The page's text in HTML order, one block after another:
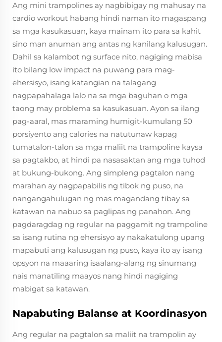
Ang mini trampolines ay nagbibigay ng mahusay na
cardio workout habang hindi naman ito magaspang
sa mga kasukasuan, kaya mainam ito para sa kahit
sino man anuman ang antas ng kanilang kalusugan.
Dahil sa kalambot ng surface nito, nagiging mabisa
ito bilang low impact na puwang para mag-
ehersisyo, isang katangian na talagang
nagpapahalaga lalo na sa mga baguhan o mga
taong may problema sa kasukasuan. Ayon sa ilang
pag-aaral, mas maraming humigit-kumulang 50
porsiyento ang calories na natutunaw kapag
tumatalon-talon sa mga maliit na trampoline kaysa
sa pagtakbo, at hindi pa nasasaktan ang mga tuhod
at bukung-bukong. Ang simpleng pagtalon nang
marahan ay nagpapabilis ng tibok ng puso, na
nangangahulugan ng mas magandang tibay sa
katawan na nabuo sa paglipas ng panahon. Ang
pagdaragdag ng regular na paggamit ng trampoline
sa isang rutina ng ehersisyo ay nakakatulong upang
mapabuti ang kalusugan ng puso, kaya ito ay isang
opsyon na maaaring isaalang-alang ng sinumang
nais manatiling maayos nang hindi nagiging
mabigat sa katawan.
Napabuting Balanse at Koordinasyon
Ang regular na pagtalon sa maliit na trampolin ay